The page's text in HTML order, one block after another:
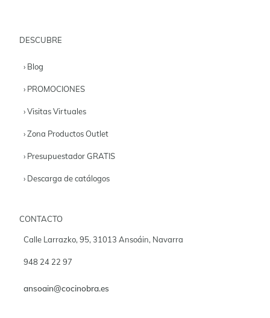
DESCUBRE
› Blog
› PROMOCIONES
› Visitas Virtuales
› Zona Productos Outlet
› Presupuestador GRATIS
› Descarga de catálogos
CONTACTO
Calle Larrazko, 95, 31013 Ansoáin, Navarra
948 24 22 97
ansoain@cocinobra.es